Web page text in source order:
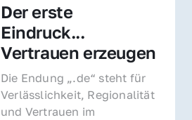
Der erste
Eindruck...
Vertrauen erzeugen
Die Endung „.de“ steht für
Verlässlichkeit, Regionalität
und Vertrauen im